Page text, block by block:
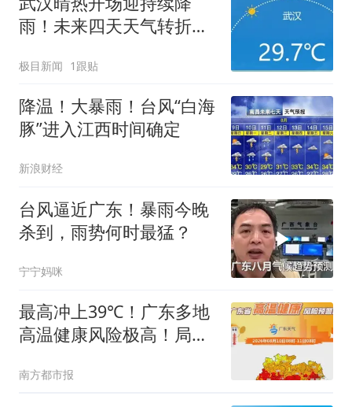
雨！未来四天天气转折明
极目新闻 1跟贴
降温！大暴雨！台风“白海
豚”进入江西时间确定
新浪财经
台风逼近广东！暴雨今晚
杀到，雨势何时最猛？
宁宁妈咪
最高冲上39℃！广东多地
高温健康风险极高！局部
雷雨大风
南方都市报